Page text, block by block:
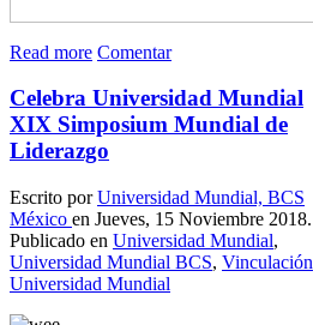
Read more Comentar
Celebra Universidad Mundial
XIX Simposium Mundial de
Liderazgo
Escrito porUniversidad Mundial, BCS
México en Jueves, 15 Noviembre 2018.
Publicado en Universidad Mundial,
Universidad Mundial BCS, Vinculación
Universidad Mundial